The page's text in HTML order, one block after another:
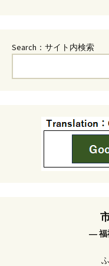
Search：サイト内検索
― 福
ふ